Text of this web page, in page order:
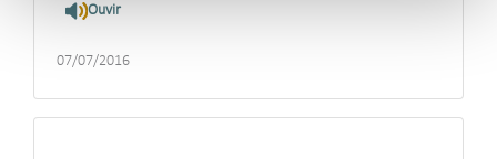
Ouvir
07/07/2016